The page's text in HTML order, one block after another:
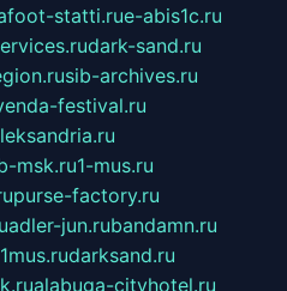
statti.rue-abis1c.ru
dark-sand.ru
sib-archives.ru
festival.ru
msk.ru1-mus.ru
purse-factory.ru
adler-jun.rubandamn.ru
1mus.rudarksand.ru
alabuga-cityhotel.ru